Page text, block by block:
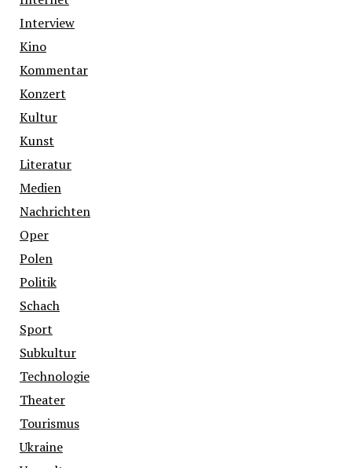
Interview
Kino
Kommentar
Konzert
Kultur
Kunst
Literatur
Medien
Nachrichten
Oper
Polen
Politik
Schach
Sport
Subkultur
Technologie
Theater
Tourismus
Ukraine